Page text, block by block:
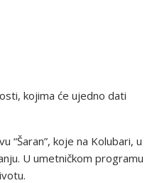
kojima će ujedno dati
“Šaran”, koje na Kolubari, u
U umetničkom programu